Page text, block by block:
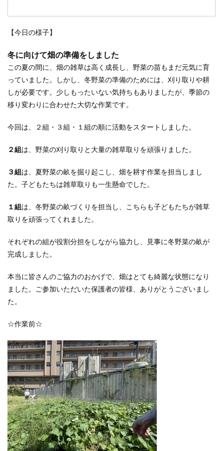
【今日の様子】
冬に向けて畑の準備をしました
この夏の間に、畑の雑草は高く成長し、野菜の苗もまだ元気に育
っていました。しかし、冬野菜の準備のためには、刈り取りや耕
しが必要です。少しもったいない気持ちもありましたが、季節の
移り変わりに合わせた大切な作業です。
今回は、２組・３組・１組の順に活動をスタートしました。
２組 は、野菜の刈り取りと大量の雑草取りを頑張りました。
３組 は、夏野菜の畝を掘り起こし、畑を耕す作業を担当しまし
た。子どもたちは雑草取りも一生懸命でした。
１組 は、冬野菜の畝づくりを担当し、こちらも子どもたちが雑草
取りを頑張ってくれました。
それぞれの組が役割分担をしながら協力し、見事に冬野菜の畝が
完成しました。
本当に皆さんのご協力のおかげで、畑はとても綺麗な状態になり
ました。ご参加いただいた保護者の皆様、ありがとうございまし
た。
☆作業前☆